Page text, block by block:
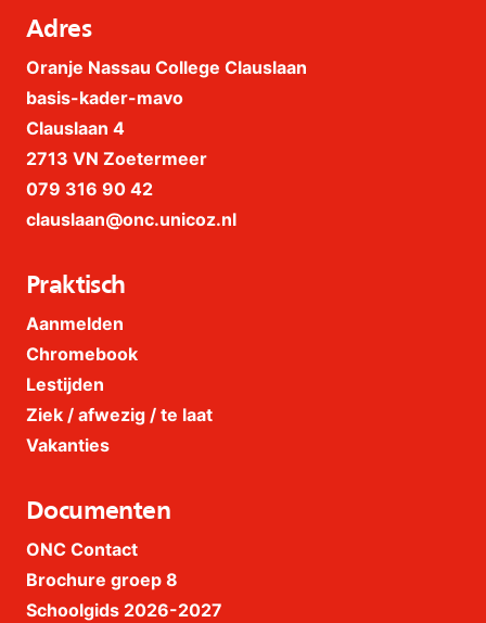
Adres
Oranje Nassau College Clauslaan
basis-kader-mavo
Clauslaan 4
2713 VN Zoetermeer
079 316 90 42
clauslaan@onc.unicoz.nl
Praktisch
Aanmelden
Chromebook
Lestijden
Ziek / afwezig / te laat
Vakanties
Documenten
ONC Contact
Brochure groep 8
Schoolgids 2026-2027